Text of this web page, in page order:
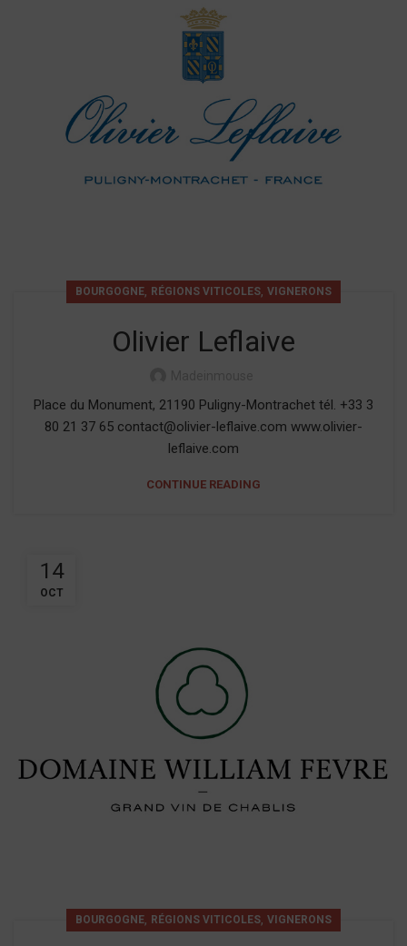
BOURGOGNE, RÉGIONS VITICOLES, VIGNERONS
Olivier Leflaive
Place du Monument, 21190 Puligny-Montrachet tél. +33 3
80 21 37 65 contact@olivier-leflaive.com www.olivier-
leflaive.com
CONTINUE READING
14
OCT
BOURGOGNE, RÉGIONS VITICOLES, VIGNERONS